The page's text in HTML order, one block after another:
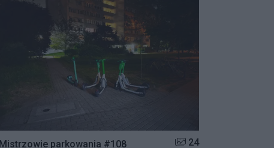
Mistrzowie parkowania #108 Liczba zdjęć w galerii:
24